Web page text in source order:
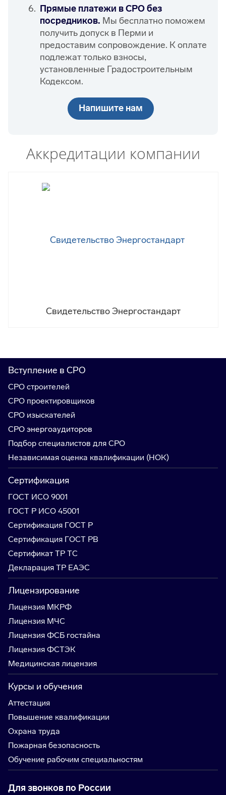
Прямые платежи в СРО без
посредников. Мы бесплатно поможем
получить допуск в Перми и
предоставим сопровождение. К оплате
подлежат только взносы,
установленные Градостроительным
Кодексом.
Напишите нам
Аккредитации компании
Свидетельство Энергостандарт
Вступление в СРО
СРО строителей
СРО проектировщиков
СРО изыскателей
СРО энергоаудиторов
Подбор специалистов для СРО
Независимая оценка квалификации (НОК)
Сертификация
ГОСТ ИСО 9001
ГОСТ Р ИСО 45001
Сертификация ГОСТ Р
Сертификация ГОСТ РВ
Сертификат ТР ТС
Декларация ТР ЕАЭС
Лицензирование
Лицензия МКРФ
Лицензия МЧС
Лицензия ФСБ гостайна
Лицензия ФСТЭК
Медицинская лицензия
Курсы и обучения
Аттестация
Повышение квалификации
Охрана труда
Пожарная безопасность
Обучение рабочим специальностям
Для звонков по России